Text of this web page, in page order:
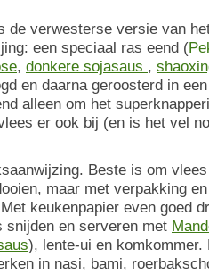
de verwesterse versie van
een speciaal ras eend (
, donkere sojasaus ,
en daarna geroosterd in
alleen om het
er ook bij (en is het vel
Beste is om
maar met verpakking
keukenpapier even goed
snijden en serveren met
), lente-ui en
in nasi, bami,